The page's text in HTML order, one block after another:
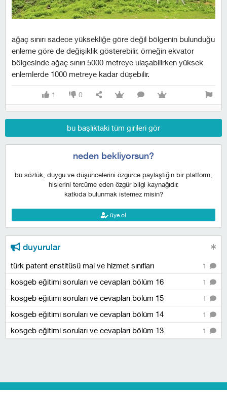
ağaç sınırı sadece yüksekliğe göre değil bölgenin bulunduğu
enleme göre de değişiklik gösterebilir. örneğin ekvator
bölgesinde ağaç sınırı 5000 metreye ulaşabilirken yüksek
enlemlerde 1000 metreye kadar düşebilir.
1 0
bu başlıktaki tüm girileri gör
neden bekliyorsun?
bu sözlük, duygu ve düşüncelerini özgürce paylaştığın bir platform,
hislerini tercüme eden özgür bilgi kaynağıdır.
katkıda bulunmak istemez misin?
üye ol
duyurular
1
türk patent enstitüsü mal ve hizmet sınıfları
1
kosgeb eğitimi soruları ve cevapları bölüm 16
1
kosgeb eğitimi soruları ve cevapları bölüm 15
1
kosgeb eğitimi soruları ve cevapları bölüm 14
1
kosgeb eğitimi soruları ve cevapları bölüm 13